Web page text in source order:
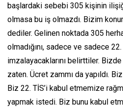
başlardaki sebebi 305 kişinin
olmasa bu iş olmazdı. Bizim
dediler. Gelinen noktada 305
olmadığını, sadece ve sadece
imzalayacaklarını belirttiler.
zaten. Ücret zammı da yapıldı.
Biz 22. TİS’i kabul etmemize
yapmak istedi. Biz bunu kabul